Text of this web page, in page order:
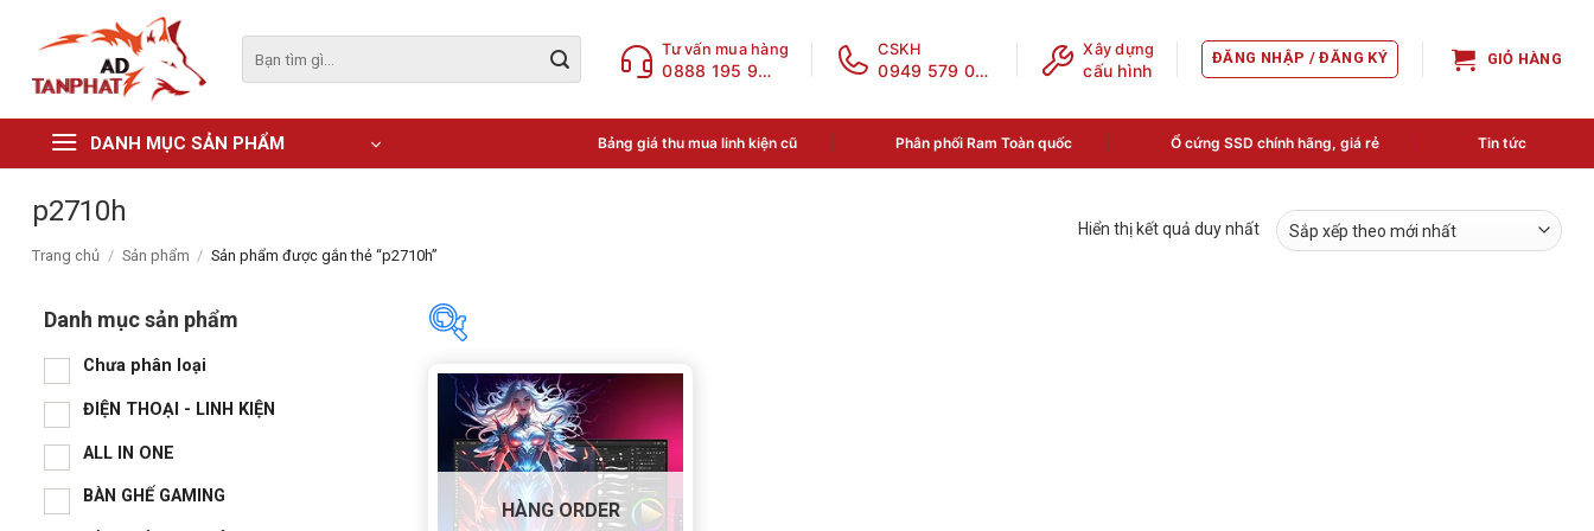
content
kiếm:
Tư vấn mua hàng
0888 195 969
CSKH
0949 579 078
Xây dựng
cấu hình
ĐĂNG NHẬP / ĐĂNG KÝ GIỎ HÀNG
DANH MỤC SẢN PHẨM Bảng giá thu mua linh kiện cũ Phân phối Ram Toàn quốc Ổ cứng SSD chính hãng, giá rẻ Tin tức
p2710h
Trang chủ / Sản phẩm / Sản phẩm được gắn thẻ “p2710h”
Hiển thị kết quả duy nhất
Danh mục sản phẩm
Chưa phân loại
ĐIỆN THOẠI - LINH KIỆN
ALL IN ONE
BÀN GHẾ GAMING
Danh mục sản phẩm
Chưa phân loại
ĐIỆN THOẠI - LINH KIỆN
HÀNG ORDER